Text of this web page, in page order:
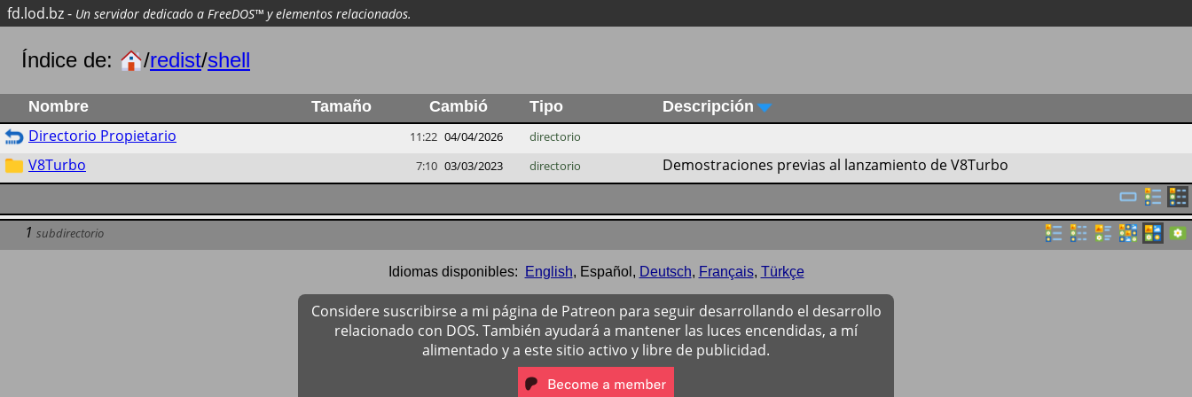
fd.lod.bz- Un servidor dedicado a FreeDOS™ y elementos relacionados.
Índice de: /redist/shell
Nombre Tamaño Cambió Tipo Descripción
Directorio Propietario 11:22 04/04/2026 directorio
V8Turbo 7:10 03/03/2023 directorio Demostraciones previas al lanzamiento de V8Turbo
1 subdirectorio
Idiomas disponibles: English, Español , Deutsch, Français, Türkçe
Considere suscribirse a mi página de Patreon para seguir desarrollando el desarrollo
relacionado con DOS. También ayudará a mantener las luces encendidas, a mí
alimentado y a este sitio activo y libre de publicidad.